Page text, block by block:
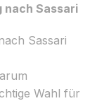
nach Sassari
Sassari
Wahl für